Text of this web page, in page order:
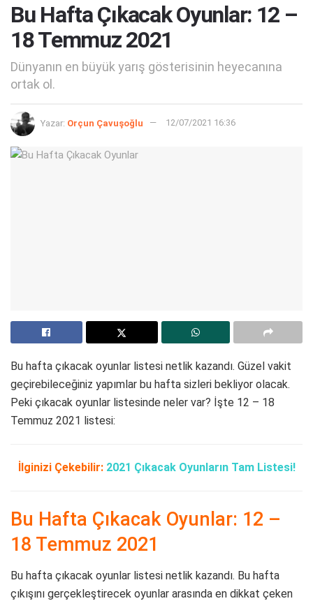
Bu Hafta Çıkacak Oyunlar: 12 –
18 Temmuz 2021
Dünyanın en büyük yarış gösterisinin heyecanına
ortak ol.
Yazar: Orçun Çavuşoğlu 12/07/2021 16:36
Bu hafta çıkacak oyunlar listesi netlik kazandı. Güzel vakit
geçirebileceğiniz yapımlar bu hafta sizleri bekliyor olacak.
Peki çıkacak oyunlar listesinde neler var? İşte 12 – 18
Temmuz 2021 listesi:
İlginizi Çekebilir: 2021 Çıkacak Oyunların Tam Listesi!
Bu Hafta Çıkacak Oyunlar: 12 –
18 Temmuz 2021
Bu hafta çıkacak oyunlar listesi netlik kazandı. Bu hafta
çıkışını gerçekleştirecek oyunlar arasında en dikkat çeken